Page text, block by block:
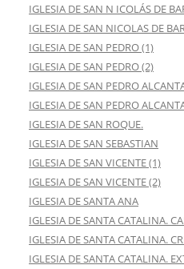
IGLESIA DE SAN N ICOLÁS DE
IGLESIA DE SAN NICOLAS DE
IGLESIA DE SAN PEDRO (1)
IGLESIA DE SAN PEDRO (2)
IGLESIA DE SAN PEDRO
IGLESIA DE SAN PEDRO
IGLESIA DE SAN ROQUE.
IGLESIA DE SAN SEBASTIAN
IGLESIA DE SAN VICENTE (1)
IGLESIA DE SAN VICENTE (2)
IGLESIA DE SANTA ANA
IGLESIA DE SANTA CATALINA.
IGLESIA DE SANTA CATALINA.
IGLESIA DE SANTA CATALINA.